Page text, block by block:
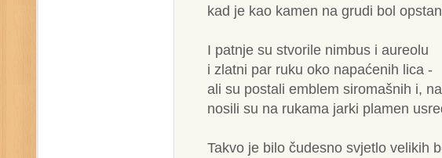
kad je kao kamen na grudi bol
I patnje su stvorile nimbus i aureolu
i zlatni par ruku oko napaćenih lica -
ali su postali emblem siromašnih i,
nosili su na rukama jarki plamen
Takvo je bilo čudesno svjetlo velikih